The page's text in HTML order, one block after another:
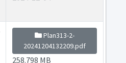
Plan313-2-
20241204132209.pdf
258.798 MB